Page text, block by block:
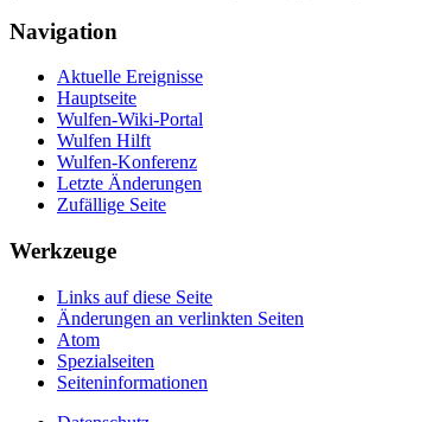
Navigation
Aktuelle Ereignisse
Hauptseite
Wulfen-Wiki-Portal
Wulfen Hilft
Wulfen-Konferenz
Letzte Änderungen
Zufällige Seite
Werkzeuge
Links auf diese Seite
Änderungen an verlinkten Seiten
Atom
Spezialseiten
Seiten­­informationen